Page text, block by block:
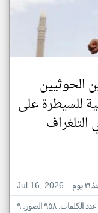
الحوثيين
للسيطرة على
Jul 16, 2026
يوم
عدد الكلمات: ٩٥٨ الصور: ٩